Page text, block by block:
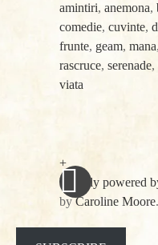
amintiri, anemona,
comedie, cuvinte,
frunte, geam, mana,
rascruce, serenade,
viata
+
Proudly powered
byCaroline Moore.